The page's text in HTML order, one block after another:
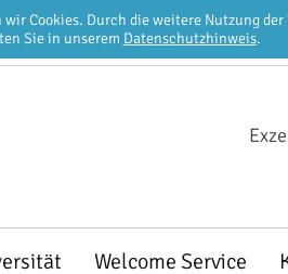
Cookies. Durch die weitere Nutzung
Sie in unserem Datenschutzhinweis.
Welcome Service